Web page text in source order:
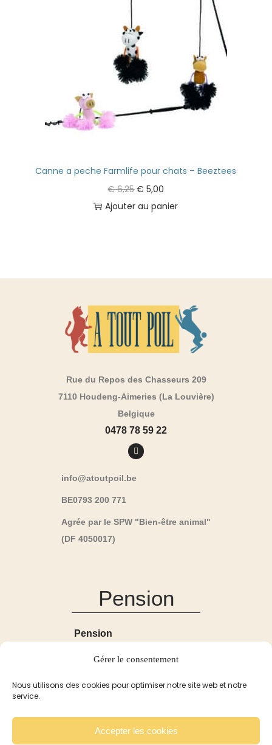
Gérer le consentement
Nous utilisons des cookies pour optimiser notre site web et notre
service.
Accepter les cookies
Canne a peche Farmlife pour chats – Beeztees
€6,25 € 5,00
Ajouter au panier
Rue du Repos des Chasseurs 209
7110 Houdeng-Aimeries (La Louvière)
Belgique
0478 78 59 22
info@atoutpoil.be
BE0793 200 771
Agrée par le SPW "Bien-être animal"
(DF 4050017)
Pension
Pension
Pour les Lapins
Galerie
Contact